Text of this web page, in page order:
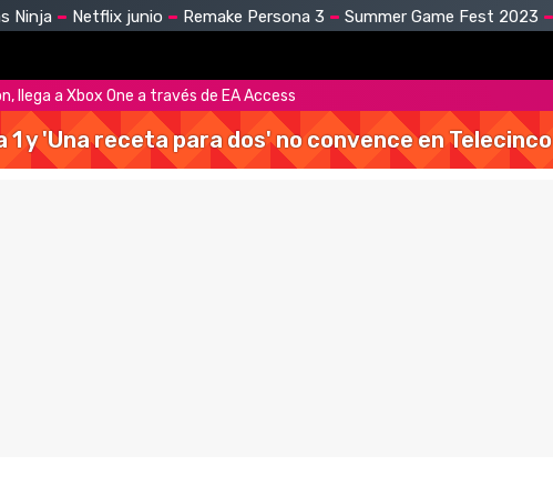
Ninja Netflix junio Remake Persona 3 Summer Game Fest 2023
llega a Xbox One a través de EA Access
1 y 'Una receta para dos' no convence en Telecinco